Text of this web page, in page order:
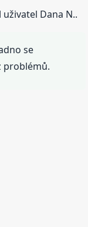
Dana N..
se
problémů.